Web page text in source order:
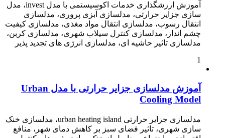
آموزش ارزشگذاری خدمات اکوسیستمی با مدل invest، مدل
سازی جزایر حرارتی، مدلسازی آبزی پروری، مدلسازی
انتقال رسوب، مدلسازی انتقال مواد مغذی، مدلسازی کیفیت
چشم انداز، مدلسازی کنترل سیلاب شهری، مدلسازی کربن،
مدلسازی تاثیر حاشیه ای، مدلسازی انرژی های تجدید پذیر
1
آموزش مدلسازی جزایر حرارتی با مدل Urban
Cooling Model
مدلسازی جزایر حرارتی urban heating island، مدلسازی خنک
سازی شهری، تاثیر فضای سبز بر کاهش دمای شهر، منافع